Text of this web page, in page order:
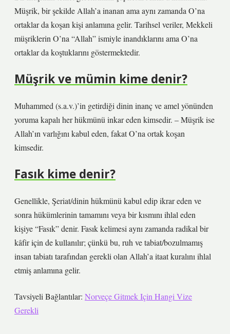
Müşrik, bir şekilde Allah’a inanan ama aynı zamanda O’na
ortaklar da koşan kişi anlamına gelir. Tarihsel veriler, Mekkeli
müşriklerin O’na “Allah” ismiyle inandıklarını ama O’na
ortaklar da koştuklarını göstermektedir.
Müşrik ve mümin kime denir?
Muhammed (s.a.v.)’in getirdiği dinin inanç ve amel yönünden
yoruma kapalı her hükmünü inkar eden kimsedir. – Müşrik ise
Allah’ın varlığını kabul eden, fakat O’na ortak koşan
kimsedir.
Fasık kime denir?
Genellikle, Şeriat/dinin hükmünü kabul edip ikrar eden ve
sonra hükümlerinin tamamını veya bir kısmını ihlal eden
kişiye “Fasık” denir. Fasık kelimesi aynı zamanda radikal bir
kâfir için de kullanılır; çünkü bu, ruh ve tabiat/bozulmamış
insan tabiatı tarafından gerekli olan Allah’a itaat kuralını ihlal
etmiş anlamına gelir.
Tavsiyeli Bağlantılar: Norveçe Gitmek Için Hangi Vize
Gerekli